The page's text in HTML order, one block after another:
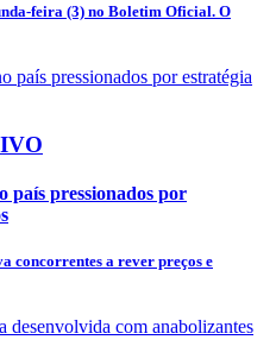
feira (3) no Boletim Oficial. O
país pressionados por
concorrentes a rever preços e